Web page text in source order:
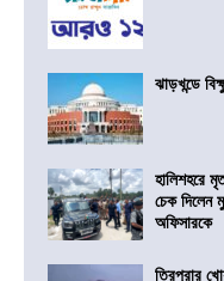
ঝাড়খন্ডে
হালিশহরে
চেক দিলেন
অফিসারকে
ত্রিপুরার